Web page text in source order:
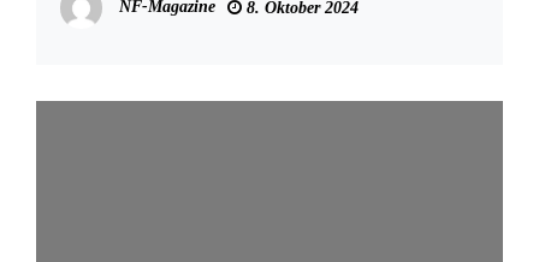
NF-Magazine 8. Oktober 2024